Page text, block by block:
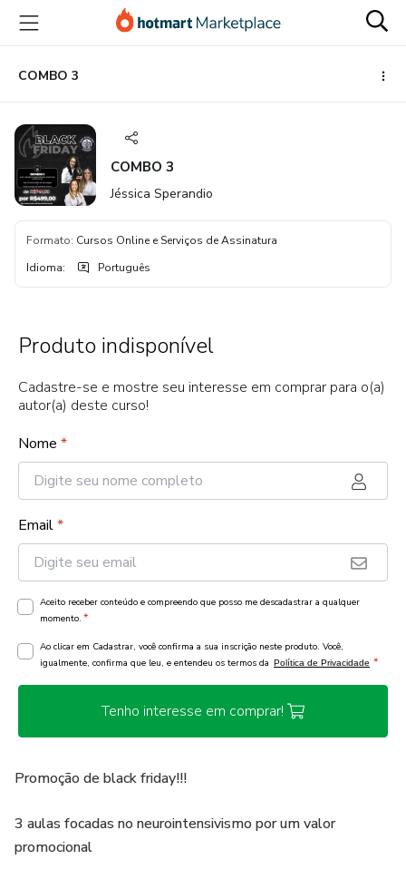
para
conteúdo
principal
para
pagamento
para
rodapé
COMBO 3
COMBO 3
Jéssica Sperandio
Formato: Cursos Online e Serviços de Assinatura
Idioma: Português
Produto indisponível
Cadastre-se e mostre seu interesse em comprar para o(a)
autor(a) deste curso!
Nome *
Email*
Aceito receber conteúdo e compreendo que posso me descadastrar a qualquer
momento. *
Ao clicar em Cadastrar, você confirma a sua inscrição neste produto. Você,
igualmente, confirma que leu, e entendeu os termos da Política de Privacidade *
Tenho interesse em comprar!
Promoção de black friday!!!
3 aulas focadas no neurointensivismo por um valor
promocional